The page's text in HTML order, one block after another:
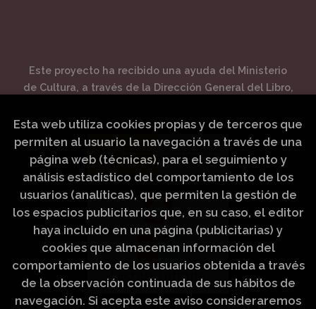
Este proyecto ha recibido una ayuda del Ministerio
de Cultura, a través de la Dirección General del Libro,
Esta web utiliza cookies propias y de terceros que
permiten al usuario la navegación a través de una
página web (técnicas), para el seguimiento y
análisis estadístico del comportamiento de los
usuarios (analíticas), que permiten la gestión de
los espacios publicitarios que, en su caso, el editor
haya incluido en una página (publicitarias) y
cookies que almacenan información del
comportamiento de los usuarios obtenida a través
de la observación continuada de sus hábitos de
navegación. Si acepta este aviso consideraremos